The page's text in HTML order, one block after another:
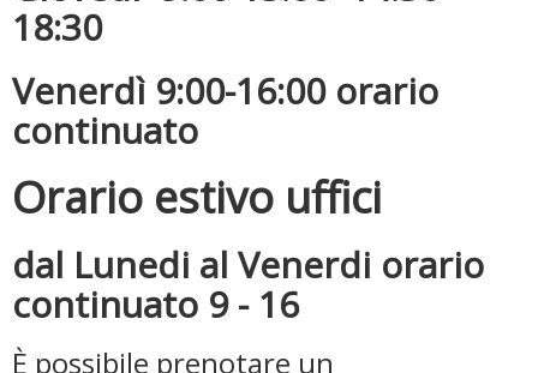
Tiziano Pesce a Radio InBlu2000 traccia il bilancio della stagione
18:30
Venerdì 9:00-16:00 orario
continuato
Orario estivo uffici
dal Lunedi al Venerdi orario
continuato 9 - 16
È possibile prenotare un